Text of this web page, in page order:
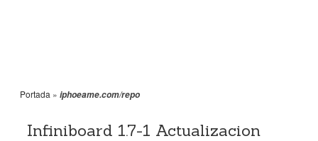
Portada » iphoeame.com/repo
Infiniboard 1.7-1 Actualizacion